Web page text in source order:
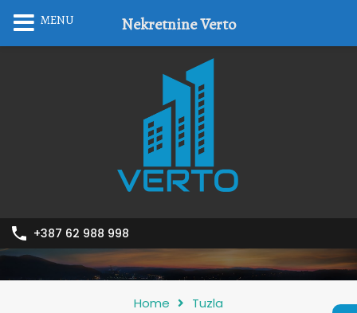
+387 62 988 998
Home Tuzla
MENU Nekretnine Verto